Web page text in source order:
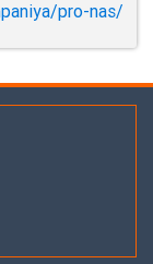
pro-nas/